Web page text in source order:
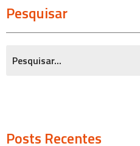
Pesquisar
Posts Recentes